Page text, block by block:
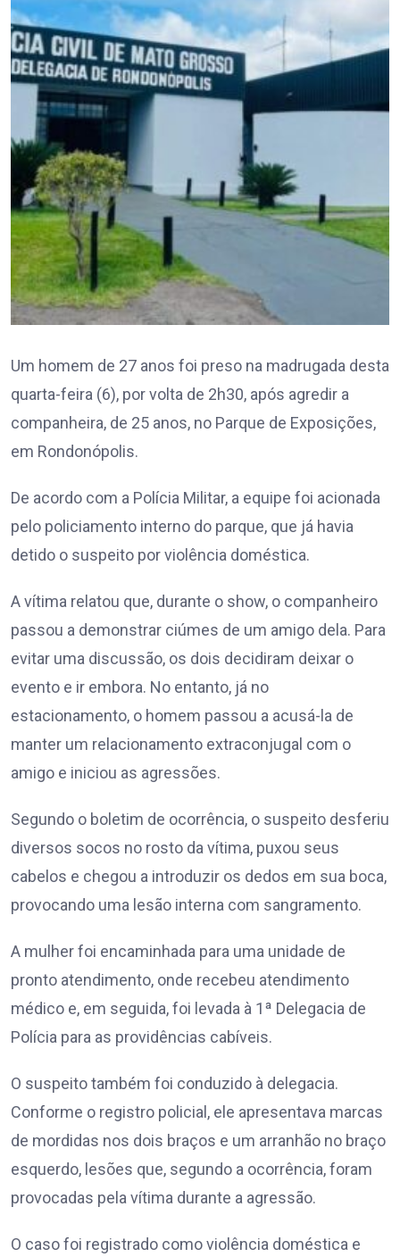
Um homem de 27 anos foi preso na madrugada desta
quarta-feira (6), por volta de 2h30, após agredir a
companheira, de 25 anos, no Parque de Exposições,
em Rondonópolis.
De acordo com a Polícia Militar, a equipe foi acionada
pelo policiamento interno do parque, que já havia
detido o suspeito por violência doméstica.
A vítima relatou que, durante o show, o companheiro
passou a demonstrar ciúmes de um amigo dela. Para
evitar uma discussão, os dois decidiram deixar o
evento e ir embora. No entanto, já no
estacionamento, o homem passou a acusá-la de
manter um relacionamento extraconjugal com o
amigo e iniciou as agressões.
Segundo o boletim de ocorrência, o suspeito desferiu
diversos socos no rosto da vítima, puxou seus
cabelos e chegou a introduzir os dedos em sua boca,
provocando uma lesão interna com sangramento.
A mulher foi encaminhada para uma unidade de
pronto atendimento, onde recebeu atendimento
médico e, em seguida, foi levada à 1ª Delegacia de
Polícia para as providências cabíveis.
O suspeito também foi conduzido à delegacia.
Conforme o registro policial, ele apresentava marcas
de mordidas nos dois braços e um arranhão no braço
esquerdo, lesões que, segundo a ocorrência, foram
provocadas pela vítima durante a agressão.
O caso foi registrado como violência doméstica e